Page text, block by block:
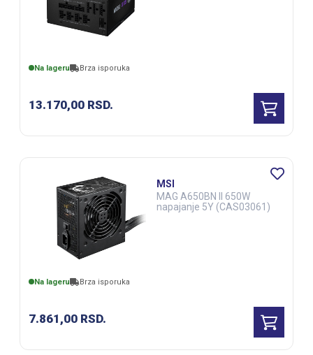
Na lageru Brza isporuka
13.170,00 RSD.
Na lageru Brza isporuka
7.861,00 RSD.
MSI
MAG A650BN II 650W
napajanje 5Y (CAS03061)